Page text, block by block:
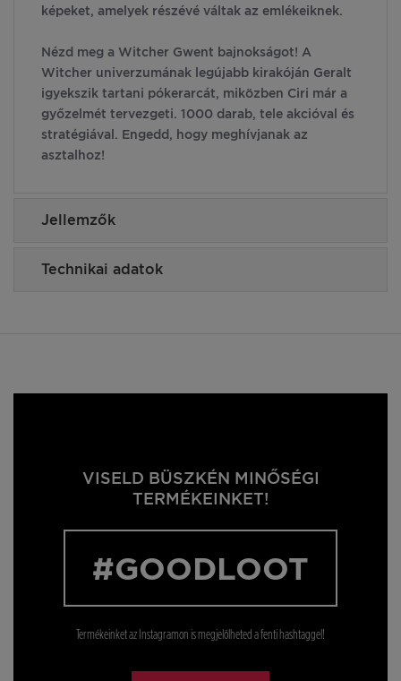
képeket, amelyek részévé váltak az emlékeiknek.
Nézd meg a Witcher Gwent bajnokságot! A
Witcher univerzumának legújabb kirakóján Geralt
igyekszik tartani pókerarcát, miközben Ciri már a
győzelmét tervezgeti. 1000 darab, tele akcióval és
stratégiával. Engedd, hogy meghívjanak az
asztalhoz!
Jellemzők
Technikai adatok
VISELD BÜSZKÉN MINŐSÉGI
TERMÉKEINKET!
#GOODLOOT
Termékeinket az Instagramon is megjelölheted a fenti hashtaggel!